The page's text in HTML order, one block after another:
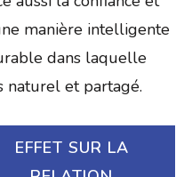
manière intelligente
dans laquelle
naturel et partagé.
EFFET SUR LA